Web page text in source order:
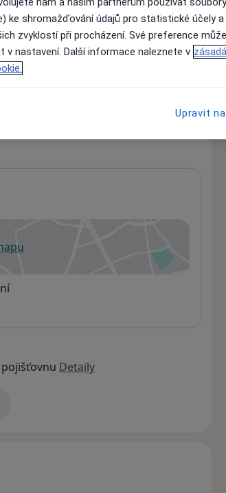
nejsou k dispozici
informace o svých službách.
v nové záložce
Detaily
ke shromažďování údajů pro statistické účely
zvyklostí při procházení. Své preference
v nastavení. Další informace naleznete v
Upravit